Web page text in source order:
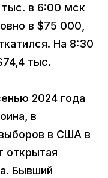
тыс. в 6:00 мск
в $75 000,
На 8:30
тыс.
2024 года
в
в США в
открытая
Бывший